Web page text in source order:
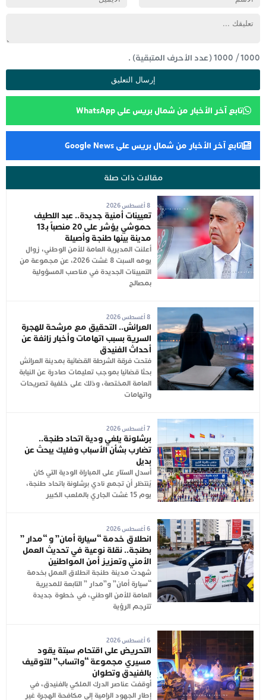
1000
/
1000(عدد الأحرف المتبقية) .
تابع آخر الأخبار من شمال بريس على WhatsApp
تابع آخر الأخبار من شمال بريس على Google News
مقالات ذات صلة
8 أغسطس 2026
تعيينات أمنية جديدة.. عبد اللطيف
حموشي يؤشر على 20 منصباً بـ13
مدينة بينها طنجة وأصيلة
أعلنت المديرية العامة للأمن الوطني، زوال
يومه السبت 8 غشت 2026، عن مجموعة من
التعيينات الجديدة في مناصب المسؤولية
بمصالح
8 أغسطس 2026
العرائش.. التحقيق مع مرشحة للهجرة
السرية بسبب اتهامات وأخبار زائفة عن
أحداث الفنيدق
فتحت فرقة الشرطة القضائية بمدينة العرائش
بحثا قضائيا بموجب تعليمات صادرة عن النيابة
العامة المختصة، وذلك على خلفية تصريحات
واتهامات
7 أغسطس 2026
برشلونة يلغي ودية اتحاد طنجة..
تضارب بشأن الأسباب وفليك يبحث عن
بديل
أُسدل الستار على المباراة الودية التي كان
يُنتظر أن تجمع نادي برشلونة باتحاد طنجة،
يوم 15 غشت الجاري بالملعب الكبير
6 أغسطس 2026
انطلاق خدمة “سيارة أمان” و “مدار ”
بطنجة.. نقلة نوعية في تحديث العمل
الأمني وتعزيز أمن المواطنين
شهدت مدينة طنجة انطلاق العمل بخدمة
“سيارة أمان” و”مدار ” التابعة للمديرية
العامة للأمن الوطني، في خطوة جديدة
تترجم الرؤية
6 أغسطس 2026
التحريض على اقتحام سبتة يقود
مسيري مجموعة “واتساب” للتوقيف
بالفنيدق وتطوان
أوقفت عناصر الدرك الملكي بالفنيدق، في
إطار الجهود الرامية إلى مكافحة الهجرة غير